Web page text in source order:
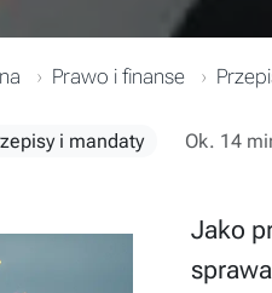
Prawo i finanse
i mandaty Ok. 14
Jako